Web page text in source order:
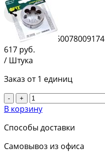
Сравнить
Штрихкод:
4660078009174
617 руб.
/ Штука
Заказ от 1 единиц
- +
В корзину
Способы доставки
Самовывоз из офиса